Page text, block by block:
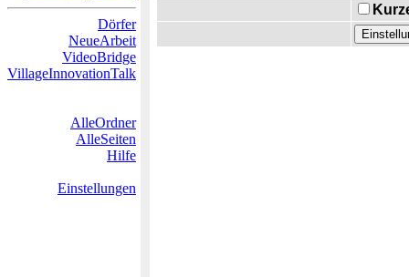
Dörfer
NeueArbeit
VideoBridge
VillageInnovationTalk
AlleOrdner
AlleSeiten
Hilfe
Einstellungen